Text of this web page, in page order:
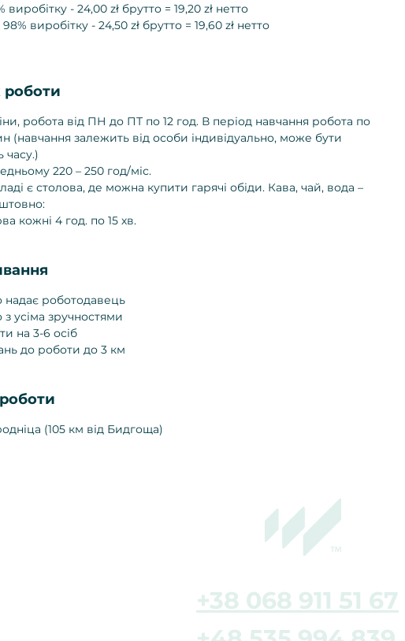
виробітку - 24,00 zł брутто = 19,20 zł нетто
виробітку - 24,50 zł брутто = 19,60 zł нетто
роботи
робота від ПН до ПТ по 12 год. В період навчання робота по
(навчання залежить від особи індивідуально, може бути
часу.)
220 – 250 год/міс.
є столова, де можна купити гарячі обіди. Кава, чай, вода –
кожні 4 год. по 15 хв.
надає роботодавець
усіма зручностями
на 3-6 осіб
до роботи до 3 км
(105 км від Бидгоща)
+38 068 911 51 67